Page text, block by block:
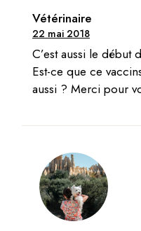
Vétérinaire
22 mai 2018
C’est aussi le début
Est-ce que ce
aussi ? Merci pour